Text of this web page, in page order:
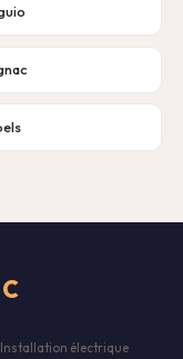
Installation électrique